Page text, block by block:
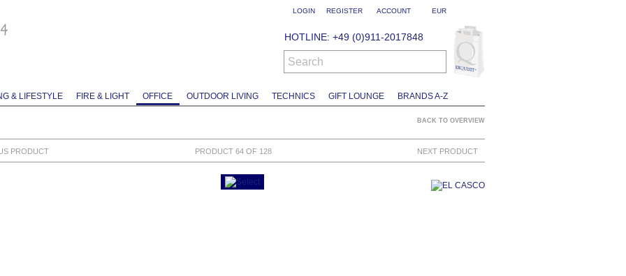
EUR
ACCOUNT
LOGIN REGISTER
& LIFESTYLE FIRE & LIGHT OFFICE OUTDOOR LIVING TECHNICS GIFT LOUNGE BRANDS A-Z
HOTLINE: +49 (0)911-2017848
Search
BACK TO OVERVIEW
PRODUCT PRODUCT 64 OF 128 NEXT PRODUCT